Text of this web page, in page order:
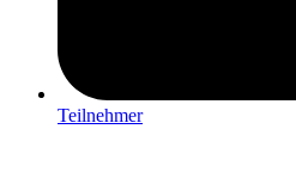
Teilnehmer